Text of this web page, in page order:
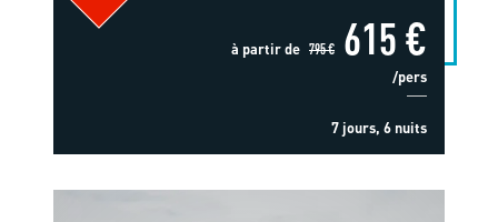
à partir de 795 € 615 €
/pers
7 jours, 6 nuits